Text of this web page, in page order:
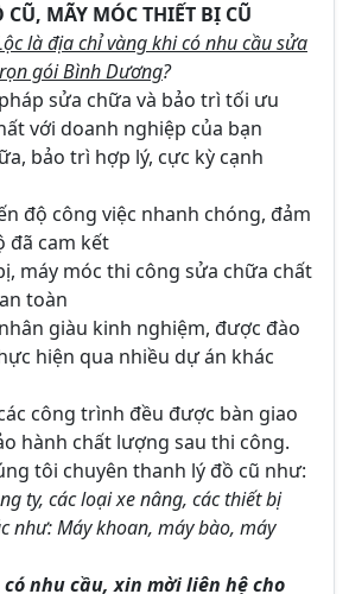
MÃY MÓC THIẾT BỊ CŨ
là địa chỉ vàng khi có nhu cầu sửa
gói Bình Dương?
sửa chữa và bảo trì tối ưu
với doanh nghiệp của bạn
bảo trì hợp lý, cực kỳ cạnh
độ công việc nhanh chóng, đảm
đã cam kết
máy móc thi công sửa chữa chất
toàn
giàu kinh nghiệm, được đào
hiện qua nhiều dự án khác
công trình đều được bàn giao
hành chất lượng sau thi công.
tôi chuyên thanh lý đồ cũ như:
ty, các loại xe nâng, các thiết bị
như: Máy khoan, máy bào, máy
nhu cầu, xin mời liên hệ cho